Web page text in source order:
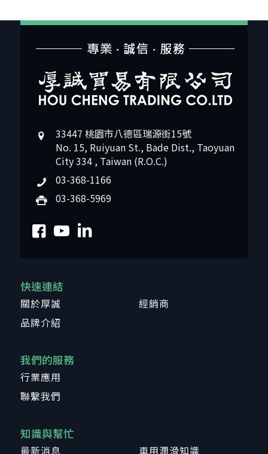
33447 桃園市八德區瑞源街15號
No. 15, Ruiyuan St., Bade Dist., Taoyuan
City 334 , Taiwan (R.O.C.)
03-368-1166
03-368-5969
快速連結
關於厚誠
品牌介紹
經銷商
我們的服務
行業應用
聯繫我們
知識與幫忙
最新消息 車用潤滑知識